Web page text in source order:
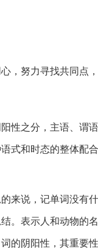
，努力寻找共同点
性之分，主语、谓
式和时态的整体配
来说，记单词没有
。表示人和动物的
的阴阳性，其重要